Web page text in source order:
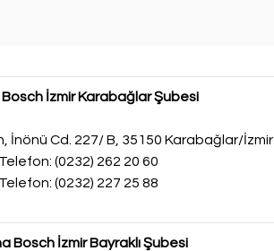
İzmir Karabağlar Şubesi
İnönü Cd. 227/ B, 35150 Karabağlar/İzmir
Telefon: (0232) 262 20 60
Telefon: (0232) 227 25 88
Bosch İzmir Bayraklı Şubesi